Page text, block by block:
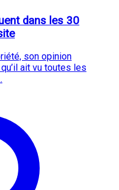
dans les 30
son opinion
ait vu toutes les